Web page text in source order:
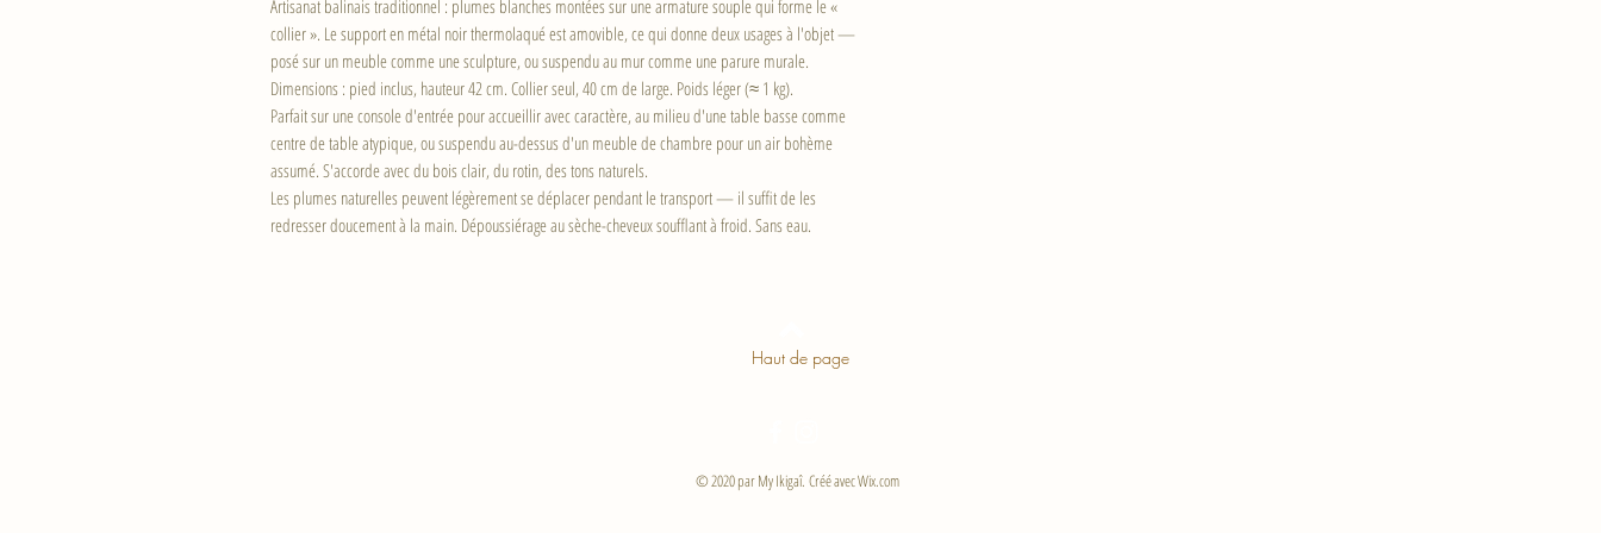
Artisanat balinais traditionnel : plumes blanches montées sur une armature souple qui forme le «
collier ». Le support en métal noir thermolaqué est amovible, ce qui donne deux usages à l'objet —
posé sur un meuble comme une sculpture, ou suspendu au mur comme une parure murale.
Dimensions : pied inclus, hauteur 42 cm. Collier seul, 40 cm de large. Poids léger (≈ 1 kg).
Parfait sur une console d'entrée pour accueillir avec caractère, au milieu d'une table basse comme
centre de table atypique, ou suspendu au-dessus d'un meuble de chambre pour un air bohème
assumé. S'accorde avec du bois clair, du rotin, des tons naturels.
Les plumes naturelles peuvent légèrement se déplacer pendant le transport — il suffit de les
redresser doucement à la main. Dépoussiérage au sèche-cheveux soufflant à froid. Sans eau.
Haut de page
© 2020 par My Ikigaî. Créé avecWix.com